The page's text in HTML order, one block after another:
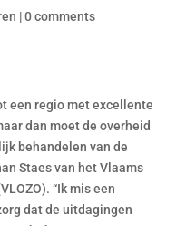
|0 comments
een regio met excellente
dan moet de overheid
behandelen van de
Staes van het Vlaams
“Ik mis een
dat de uitdagingen